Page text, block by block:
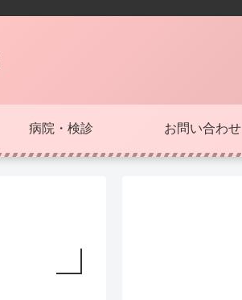
病院・検診 お問い合わせ